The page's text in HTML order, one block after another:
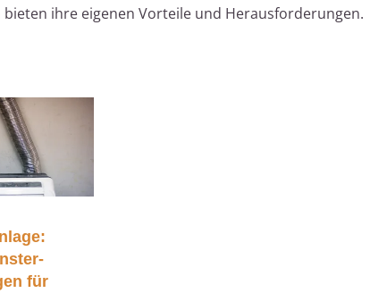
ihre eigenen Vorteile und Herausforderungen.
für